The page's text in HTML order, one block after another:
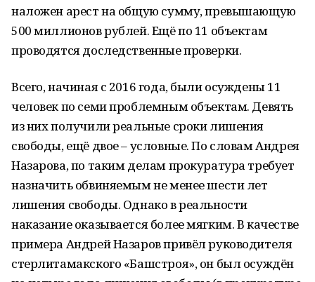
наложен арест на общую сумму, превышающую
500 миллионов рублей. Ещё по 11 объектам
проводятся доследственные проверки.
Всего, начиная с 2016 года, были осуждены 11
человек по семи проблемным объектам. Девять
из них получили реальные сроки лишения
свободы, ещё двое – условные. По словам Андрея
Назарова, по таким делам прокуратура требует
назначить обвиняемым не менее шести лет
лишения свободы. Однако в реальности
наказание оказывается более мягким. В качестве
примера Андрей Назаров привёл руководителя
стерлитамакского «Башстроя», он был осуждён